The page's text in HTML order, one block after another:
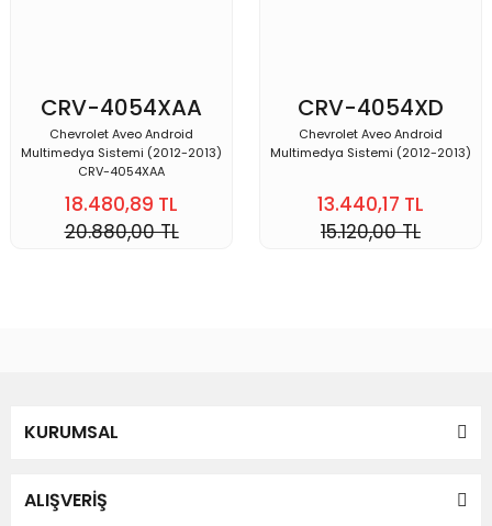
CRV-4054XAA
Chevrolet Aveo Android
Multimedya Sistemi (2012-2013)
CRV-4054XAA
18.480,89 TL
20.880,00 TL
CRV-4054XD
Chevrolet Aveo Android
Multimedya Sistemi (2012-2013)
13.440,17 TL
15.120,00 TL
KURUMSAL
ALIŞVERİŞ